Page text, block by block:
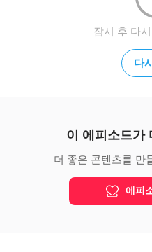
잠시 후 다
다
이 에피소드가
더 좋은 콘텐츠를 만
에피